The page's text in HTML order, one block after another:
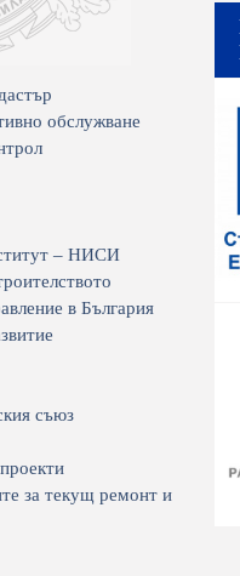
обслужване
– НИСИ
в България
съюз
за текущ ремонт и